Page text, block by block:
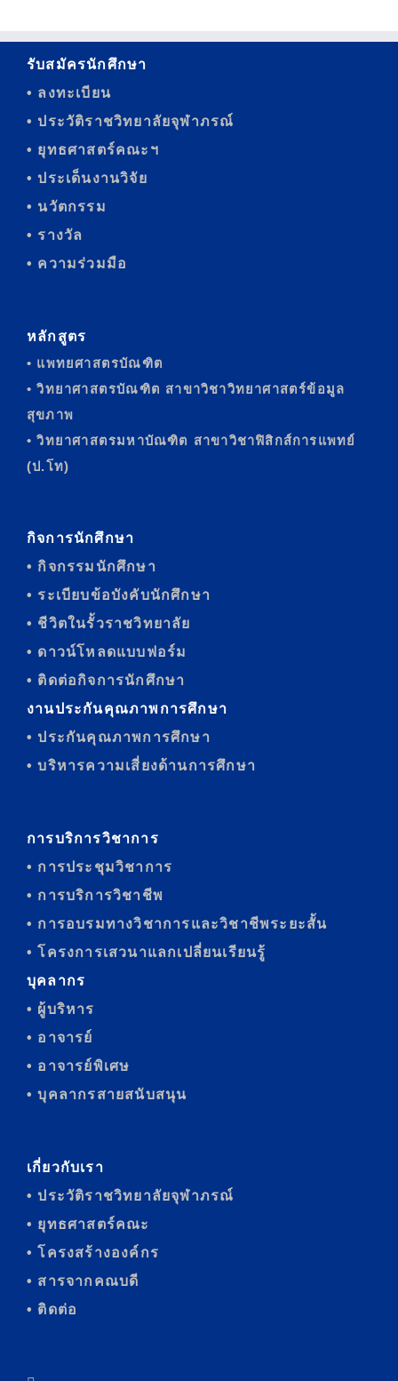
รับสมัครนักศึกษา
• ลงทะเบียน
• ประวัติราชวิทยาลัยจุฬาภรณ์
• ยุทธศาสตร์คณะฯ
• ประเด็นงานวิจัย
• นวัตกรรม
• รางวัล
• ความร่วมมือ
หลักสูตร
• แพทยศาสตรบัณฑิต
• วิทยาศาสตรบัณฑิต สาขาวิชาวิทยาศาสตร์ข้อมูล
สุขภาพ
• วิทยาศาสตรมหาบัณฑิต สาขาวิชาฟิสิกส์การแพทย์
(ป.โท)
กิจการนักศึกษา
• กิจกรรมนักศึกษา
• ระเบียบข้อบังคับนักศึกษา
• ชีวิตในรั้วราชวิทยาลัย
• ดาวน์โหลดแบบฟอร์ม
• ติดต่อกิจการนักศึกษา
งานประกันคุณภาพการศึกษา
• ประกันคุณภาพการศึกษา
• บริหารความเสี่ยงด้านการศึกษา
การบริการวิชาการ
• การประชุมวิชาการ
• การบริการวิชาชีพ
• การอบรมทางวิชาการและวิชาชีพระยะสั้น
• โครงการเสวนาแลกเปลี่ยนเรียนรู้
บุคลากร
• ผู้บริหาร
• อาจารย์
• อาจารย์พิเศษ
• บุคลากรสายสนับสนุน
เกี่ยวกับเรา
• ประวัติราชวิทยาลัยจุฬาภรณ์
• ยุทธศาสตร์คณะ
• โครงสร้างองค์กร
• สารจากคณบดี
• ติดต่อ